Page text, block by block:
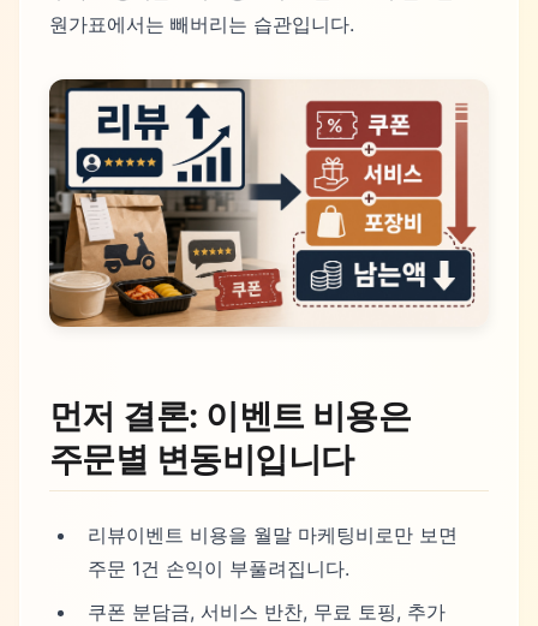
원가표에서는 빼버리는 습관입니다.
먼저 결론: 이벤트 비용은
주문별 변동비입니다
리뷰이벤트 비용을 월말 마케팅비로만 보면
주문 1건 손익이 부풀려집니다.
쿠폰 분담금, 서비스 반찬, 무료 토핑, 추가